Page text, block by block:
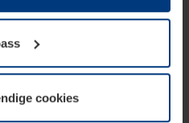
når som helst endre eller
av
Personvernerklæringpå
cookies